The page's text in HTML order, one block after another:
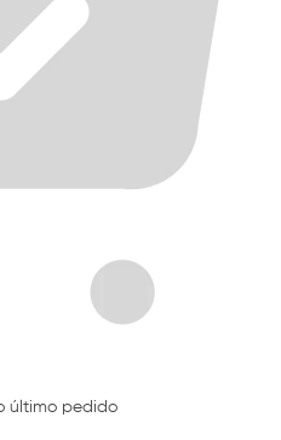
último pedido